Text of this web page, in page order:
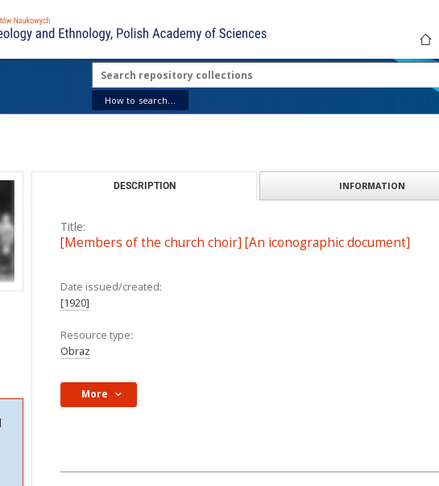
How to search...
DESCRIPTION INFORMATION
Title:
[Members of the church choir] [An iconographic document]
Date issued/created:
[1920]
Resource type:
Obraz
More